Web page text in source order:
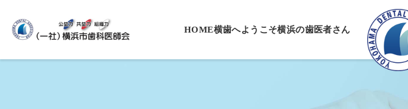
HOME横歯へようこそ横浜の歯医者さん